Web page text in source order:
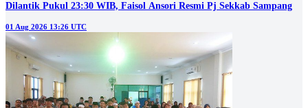
Dilantik Pukul 23:30 WIB, Faisol Ansori Resmi Pj Sekkab Sampang
01 Aug 2026 13:26 UTC